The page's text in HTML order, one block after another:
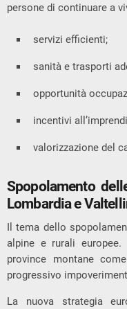
persone di continuare a
servizi efficienti;
sanità e trasporti
opportunità
incentivi
valorizzazione del
Spopolamento
Lombardia e
Il tema dello
alpine e rurali
province montane
progressivo
La nuova strategia